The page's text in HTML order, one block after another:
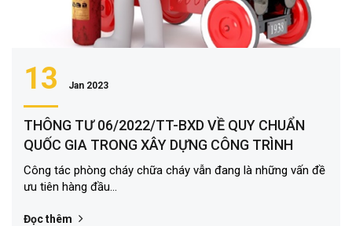
13 Jan 2023
THÔNG TƯ 06/2022/TT-BXD VỀ QUY CHUẨN
QUỐC GIA TRONG XÂY DỰNG CÔNG TRÌNH
Công tác phòng cháy chữa cháy vẫn đang là những vấn đề
ưu tiên hàng đầu...
Đọc thêm